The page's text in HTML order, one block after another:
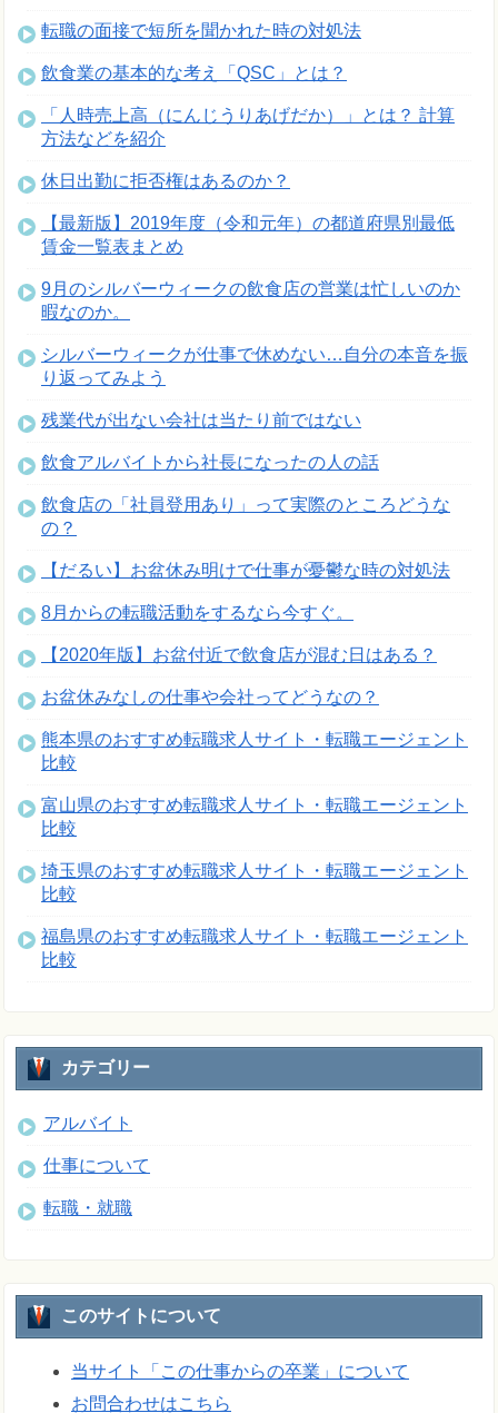
転職の面接で短所を聞かれた時の対処法
飲食業の基本的な考え「QSC」とは？
「人時売上高（にんじうりあげだか）」とは？ 計算
方法などを紹介
休日出勤に拒否権はあるのか？
【最新版】2019年度（令和元年）の都道府県別最低
賃金一覧表まとめ
9月のシルバーウィークの飲食店の営業は忙しいのか
暇なのか。
シルバーウィークが仕事で休めない…自分の本音を振
り返ってみよう
残業代が出ない会社は当たり前ではない
飲食アルバイトから社長になったの人の話
飲食店の「社員登用あり」って実際のところどうな
の？
【だるい】お盆休み明けで仕事が憂鬱な時の対処法
8月からの転職活動をするなら今すぐ。
【2020年版】お盆付近で飲食店が混む日はある？
お盆休みなしの仕事や会社ってどうなの？
熊本県のおすすめ転職求人サイト・転職エージェント
比較
富山県のおすすめ転職求人サイト・転職エージェント
比較
埼玉県のおすすめ転職求人サイト・転職エージェント
比較
福島県のおすすめ転職求人サイト・転職エージェント
比較
カテゴリー
アルバイト
仕事について
転職・就職
このサイトについて
当サイト「この仕事からの卒業」について
お問合わせはこちら